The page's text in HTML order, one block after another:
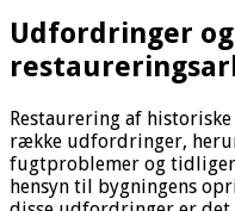
Udfordringer
Restaurering af
række udfordringer,
fugtproblemer og
hensyn til bygningens